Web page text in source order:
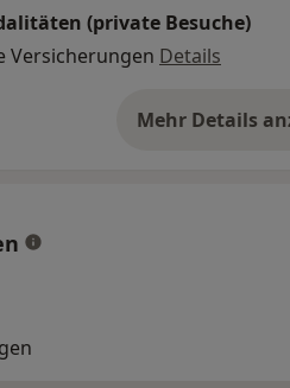
(private Besuche)
Versicherungen Details
Mehr Detailsüber